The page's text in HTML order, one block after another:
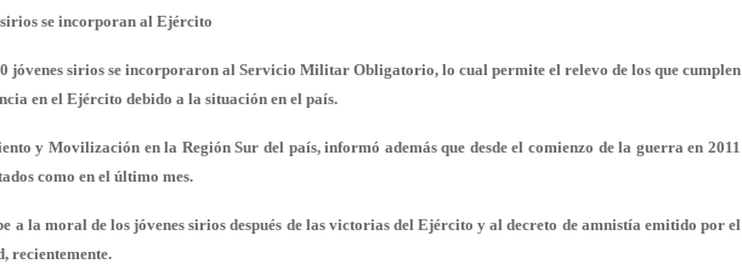
se incorporan al Ejército
jóvenes sirios se incorporaron al Servicio Militar Obligatorio, lo cual permite el relevo de los que cumplen
en el Ejército debido a la situación en el país.
y Movilización en la Región Sur del país, informó además que desde el comienzo de la guerra en 2011
como en el último mes.
a la moral de los jóvenes sirios después de las victorias del Ejército y al decreto de amnistía emitido por el
recientemente.